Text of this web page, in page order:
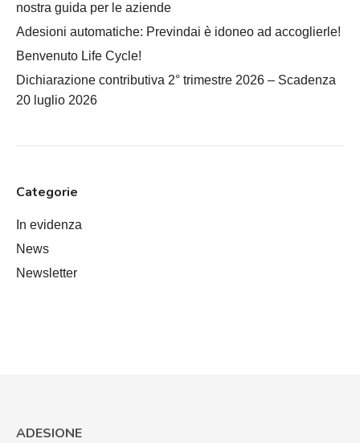
nostra guida per le aziende
Adesioni automatiche: Previndai è idoneo ad accoglierle!
Benvenuto Life Cycle!
Dichiarazione contributiva 2° trimestre 2026 – Scadenza
20 luglio 2026
Categorie
In evidenza
News
Newsletter
ADESIONE